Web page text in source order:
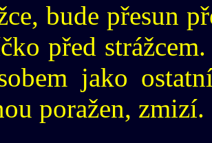
bude přesun
před
jako
poražen, zmizí.